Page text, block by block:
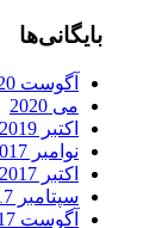
بایگانی‌ها
آگوست 2020
می 2020
اکتبر 2019
نوامبر 2017
اکتبر 2017
سپتامبر 2017
آگوست 2017